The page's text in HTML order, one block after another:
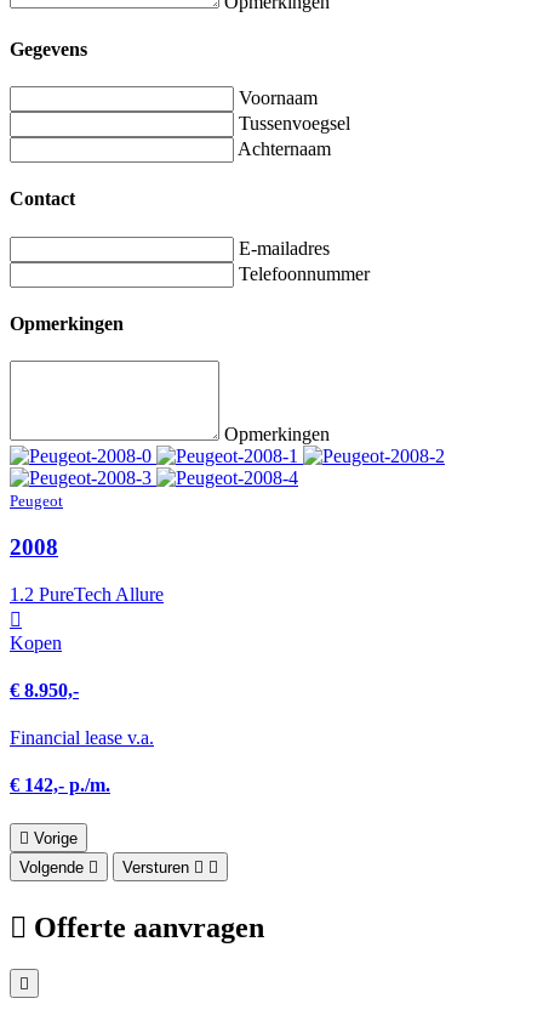
Gegevens
Voornaam
Tussenvoegsel
Achternaam
Contact
E-mailadres
Telefoonnummer
Opmerkingen
Opmerkingen
Peugeot
2008
1.2 PureTech Allure
Kopen
€ 8.950,-
Financial lease v.a.
€ 142,- p./m.
Vorige
Volgende
Versturen
Offerte aanvragen